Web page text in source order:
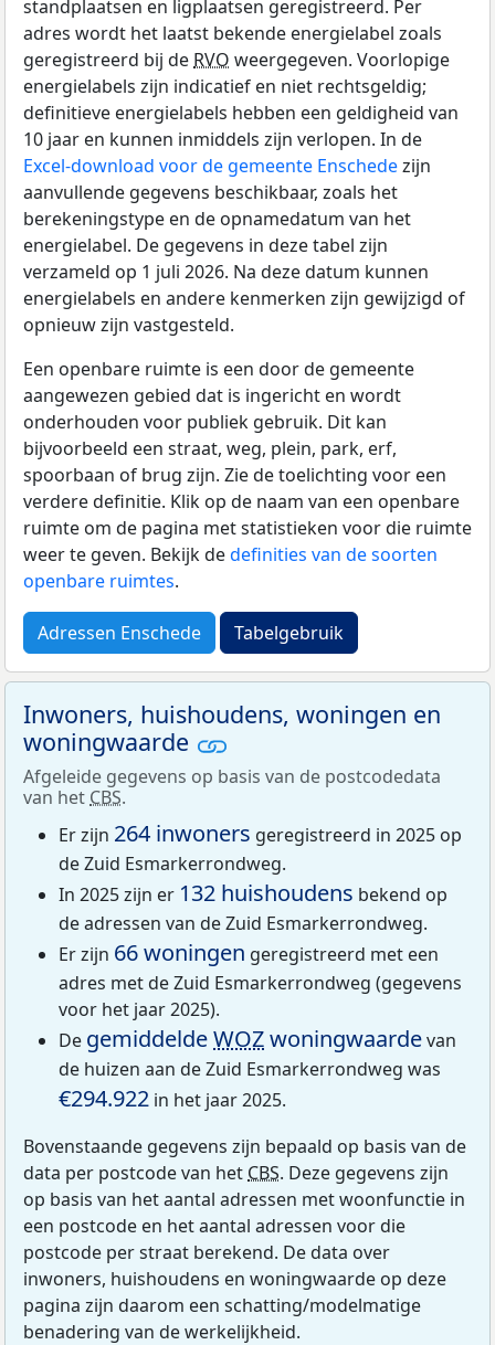
standplaatsen en ligplaatsen geregistreerd. Per
adres wordt het laatst bekende energielabel zoals
geregistreerd bij de RVO weergegeven. Voorlopige
energielabels zijn indicatief en niet rechtsgeldig;
definitieve energielabels hebben een geldigheid van
10 jaar en kunnen inmiddels zijn verlopen. In de
Excel-download voor de gemeente Enschedezijn
aanvullende gegevens beschikbaar, zoals het
berekeningstype en de opnamedatum van het
energielabel. De gegevens in deze tabel zijn
verzameld op 1 juli 2026. Na deze datum kunnen
energielabels en andere kenmerken zijn gewijzigd of
opnieuw zijn vastgesteld.
Een openbare ruimte is een door de gemeente
aangewezen gebied dat is ingericht en wordt
onderhouden voor publiek gebruik. Dit kan
bijvoorbeeld een straat, weg, plein, park, erf,
spoorbaan of brug zijn. Zie de toelichting voor een
verdere definitie. Klik op de naam van een openbare
ruimte om de pagina met statistieken voor die ruimte
weer te geven. Bekijk dedefinities van de soorten
openbare ruimtes.
Adressen Enschede Tabelgebruik
Inwoners, huishoudens, woningen en
woningwaarde
Afgeleide gegevens op basis van de postcodedata
van het CBS.
Er zijn 264 inwoners geregistreerd in 2025 op
de Zuid Esmarkerrondweg.
In 2025 zijn er 132 huishoudens bekend op
de adressen van de Zuid Esmarkerrondweg.
Er zijn 66 woningen geregistreerd met een
adres met de Zuid Esmarkerrondweg (gegevens
voor het jaar 2025).
De gemiddeldeWOZwoningwaardevan
de huizen aan de Zuid Esmarkerrondweg was
€294.922 in het jaar 2025.
Bovenstaande gegevens zijn bepaald op basis van de
data per postcode van het CBS. Deze gegevens zijn
op basis van het aantal adressen met woonfunctie in
een postcode en het aantal adressen voor die
postcode per straat berekend. De data over
inwoners, huishoudens en woningwaarde op deze
pagina zijn daarom een schatting/modelmatige
benadering van de werkelijkheid.